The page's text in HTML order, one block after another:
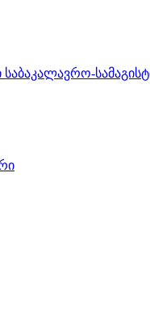
საბაკალავრო-